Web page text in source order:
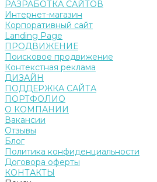
РАЗРАБОТКА САЙТОВ
Интернет-магазин
Корпоративный сайт
Landing Page
ПРОДВИЖЕНИЕ
Поисковое продвижение
Контекстная реклама
ДИЗАЙН
ПОДДЕРЖКА САЙТА
ПОРТФОЛИО
О КОМПАНИИ
Вакансии
Отзывы
Блог
Политика конфиденциальности
Договора оферты
КОНТАКТЫ